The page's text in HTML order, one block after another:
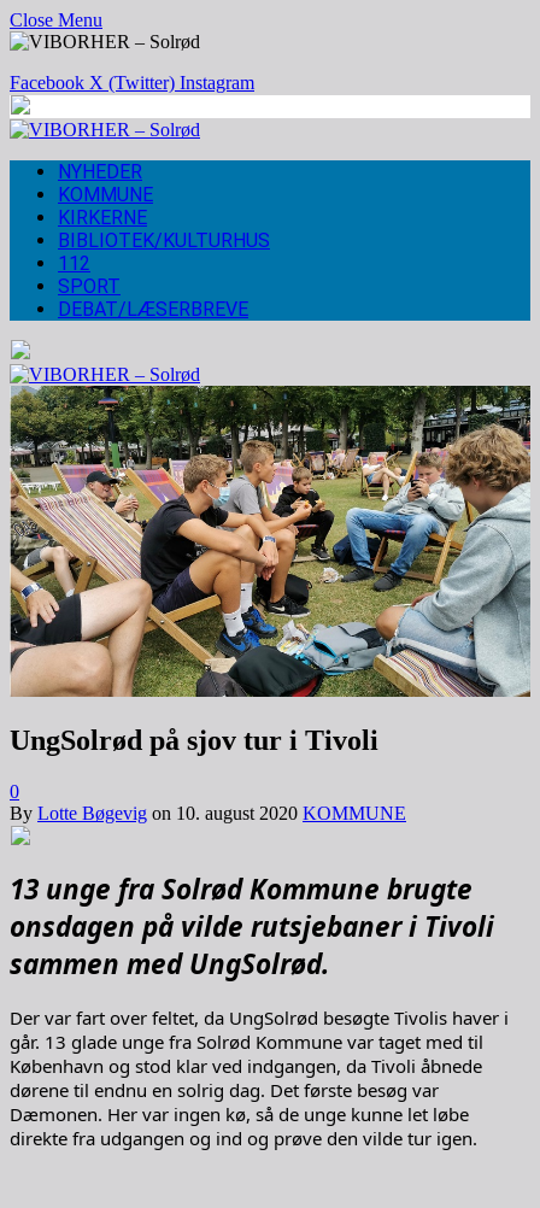
Close Menu
Facebook X (Twitter) Instagram
NYHEDER
KOMMUNE
KIRKERNE
BIBLIOTEK/KULTURHUS
112
SPORT
DEBAT/LÆSERBREVE
UngSolrød på sjov tur i Tivoli
0
By Lotte Bøgevig on 10. august 2020 KOMMUNE
13 unge fra Solrød Kommune brugte
onsdagen på vilde rutsjebaner i Tivoli
sammen med UngSolrød.
Der var fart over feltet, da UngSolrød besøgte Tivolis haver i
går. 13 glade unge fra Solrød Kommune var taget med til
København og stod klar ved indgangen, da Tivoli åbnede
dørene til endnu en solrig dag. Det første besøg var
Dæmonen. Her var ingen kø, så de unge kunne let løbe
direkte fra udgangen og ind og prøve den vilde tur igen.